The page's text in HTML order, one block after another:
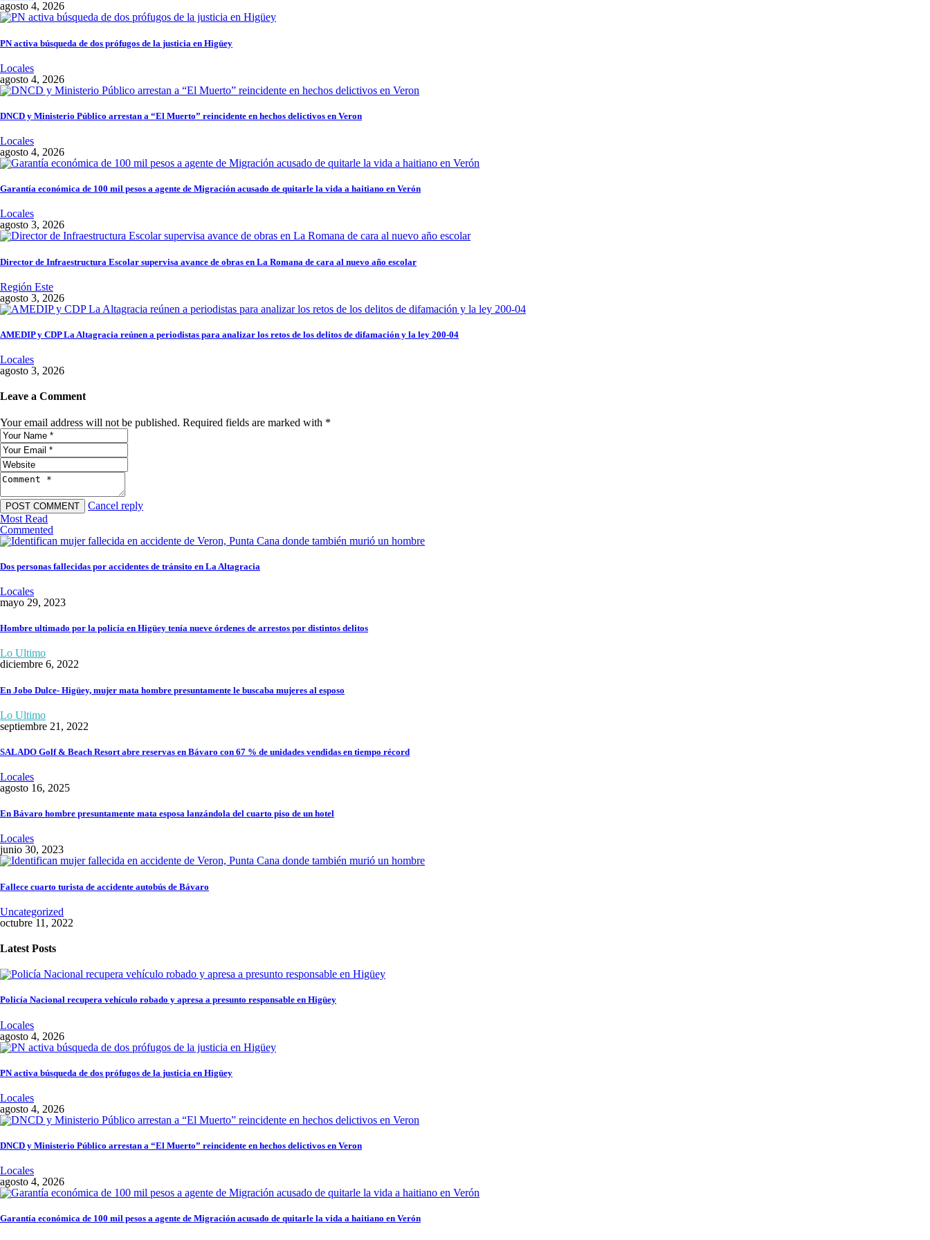
agosto 4, 2026
PN activa búsqueda de dos prófugos de la justicia en Higüey
Locales
agosto 4, 2026
DNCD y Ministerio Público arrestan a “El Muerto” reincidente en hechos delictivos en Veron
Locales
agosto 4, 2026
Garantía económica de 100 mil pesos a agente de Migración acusado de quitarle la vida a haitiano en Verón
Locales
agosto 3, 2026
Director de Infraestructura Escolar supervisa avance de obras en La Romana de cara al nuevo año escolar
Región Este
agosto 3, 2026
AMEDIP y CDP La Altagracia reúnen a periodistas para analizar los retos de los delitos de difamación y la ley 200-04
Locales
agosto 3, 2026
Leave a Comment
Your email address will not be published. Required fields are marked with *
Cancel reply
Most Read
Commented
Dos personas fallecidas por accidentes de tránsito en La Altagracia
Locales
mayo 29, 2023
Hombre ultimado por la policía en Higüey tenía nueve órdenes de arrestos por distintos delitos
Lo Ultimo
diciembre 6, 2022
En Jobo Dulce- Higüey, mujer mata hombre presuntamente le buscaba mujeres al esposo
Lo Ultimo
septiembre 21, 2022
SALADO Golf & Beach Resort abre reservas en Bávaro con 67 % de unidades vendidas en tiempo récord
Locales
agosto 16, 2025
En Bávaro hombre presuntamente mata esposa lanzándola del cuarto piso de un hotel
Locales
junio 30, 2023
Fallece cuarto turista de accidente autobús de Bávaro
Uncategorized
octubre 11, 2022
Latest Posts
Policía Nacional recupera vehículo robado y apresa a presunto responsable en Higüey
Locales
agosto 4, 2026
PN activa búsqueda de dos prófugos de la justicia en Higüey
Locales
agosto 4, 2026
DNCD y Ministerio Público arrestan a “El Muerto” reincidente en hechos delictivos en Veron
Locales
agosto 4, 2026
Garantía económica de 100 mil pesos a agente de Migración acusado de quitarle la vida a haitiano en Verón